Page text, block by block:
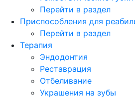
Перейти в раздел
Приспособления для
Перейти в раздел
Терапия
Эндодонтия
Реставрация
Отбеливание
Украшения на зубы